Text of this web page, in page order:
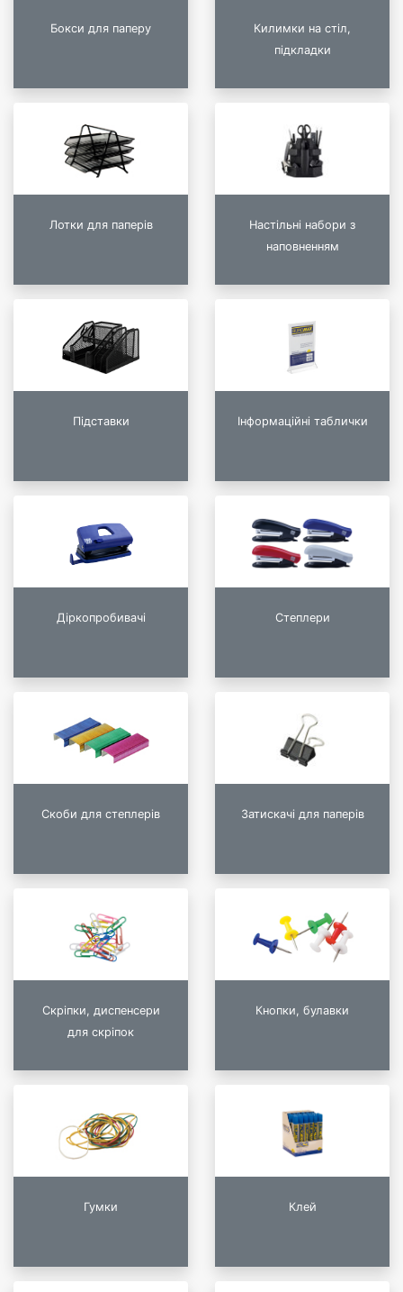
Бокси для паперу
Килимки на стіл,
підкладки
Лотки для паперів
Настільні набори з
наповненням
Підставки Інформаційні таблички
Діркопробивачі Степлери
Скоби для степлерів Затискачі для паперів
Скріпки, диспенсери
для скріпок
Кнопки, булавки
Гумки Клей